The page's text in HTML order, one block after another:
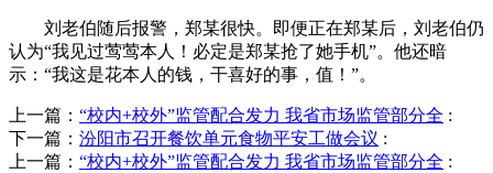
刘老伯随后报警，郑某很快。即便正在郑某后，刘老伯仍
认为“我见过莺莺本人！必定是郑某抢了她手机”。他还暗
示：“我这是花本人的钱，干喜好的事，值！”。
上一篇： “校内+校外”监管配合发力 我省市场监管部分全 :
下一篇： 汾阳市召开餐饮单元食物平安工做会议 :
上一篇： “校内+校外”监管配合发力 我省市场监管部分全 :